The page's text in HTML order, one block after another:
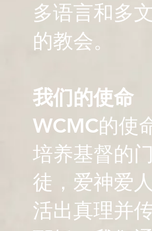
多语言和多
的教会。
我们的使命
WCMC的使
培养基督的门
徒，爱神爱人
活出真理并